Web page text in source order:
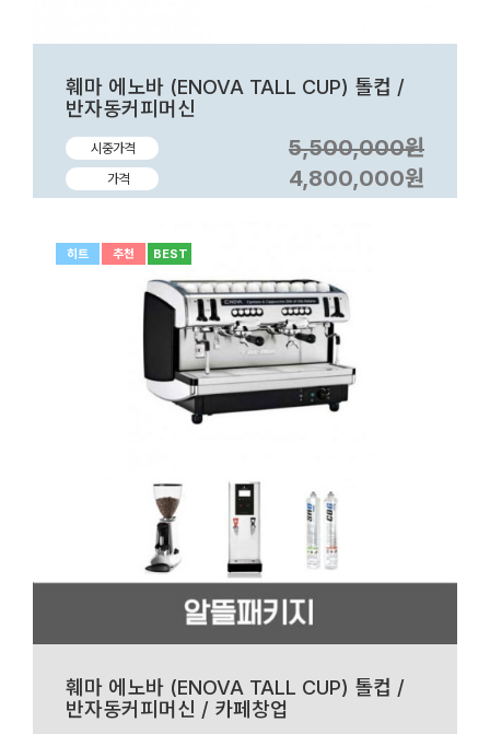
훼마 에노바 (ENOVA TALL CUP) 톨컵 /
반자동커피머신
시중가격 5,500,000원
가격 4,800,000원
훼마 에노바 (ENOVA TALL CUP) 톨컵 /
반자동커피머신 / 카페창업
히트 추천 BEST